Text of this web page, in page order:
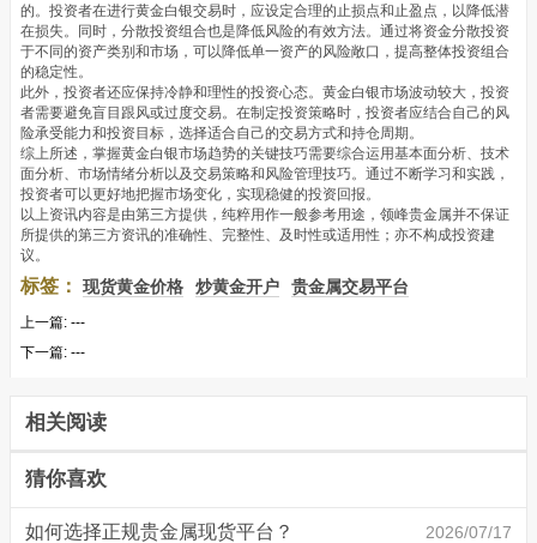
的。投资者在进行黄金白银交易时，应设定合理的止损点和止盈点，以降低潜
在损失。同时，分散投资组合也是降低风险的有效方法。通过将资金分散投资
于不同的资产类别和市场，可以降低单一资产的风险敞口，提高整体投资组合
的稳定性。
此外，投资者还应保持冷静和理性的投资心态。黄金白银市场波动较大，投资
者需要避免盲目跟风或过度交易。在制定投资策略时，投资者应结合自己的风
险承受能力和投资目标，选择适合自己的交易方式和持仓周期。
综上所述，掌握黄金白银市场趋势的关键技巧需要综合运用基本面分析、技术
面分析、市场情绪分析以及交易策略和风险管理技巧。通过不断学习和实践，
投资者可以更好地把握市场变化，实现稳健的投资回报。
以上资讯内容是由第三方提供，纯粹用作一般参考用途，领峰贵金属并不保证
所提供的第三方资讯的准确性、完整性、及时性或适用性；亦不构成投资建
议。
标签： 现货黄金价格 炒黄金开户 贵金属交易平台
上一篇: ---
下一篇: ---
相关阅读
猜你喜欢
如何选择正规贵金属现货平台？ 2026/07/17